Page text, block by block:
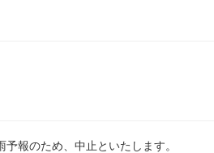
報のため、中止といたします。